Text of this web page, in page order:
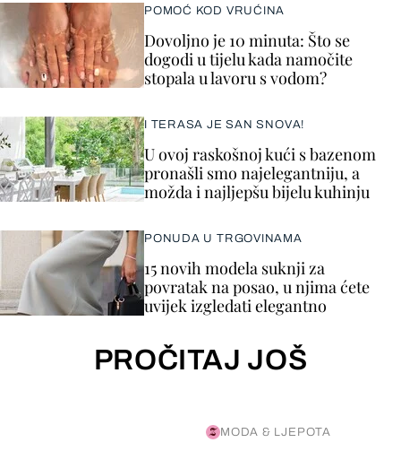
POMOĆ KOD VRUĆINA
Dovoljno je 10 minuta: Što se
dogodi u tijelu kada namočite
stopala u lavoru s vodom?
I TERASA JE SAN SNOVA!
U ovoj raskošnoj kući s bazenom
pronašli smo najelegantniju, a
možda i najljepšu bijelu kuhinju
PONUDA U TRGOVINAMA
15 novih modela suknji za
povratak na posao, u njima ćete
uvijek izgledati elegantno
PROČITAJ JOŠ
MODA & LJEPOTA